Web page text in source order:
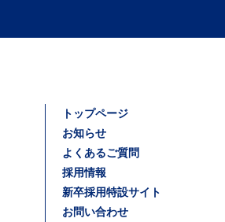
トップページ
お知らせ
よくあるご質問
採用情報
新卒採用特設サイト
お問い合わせ